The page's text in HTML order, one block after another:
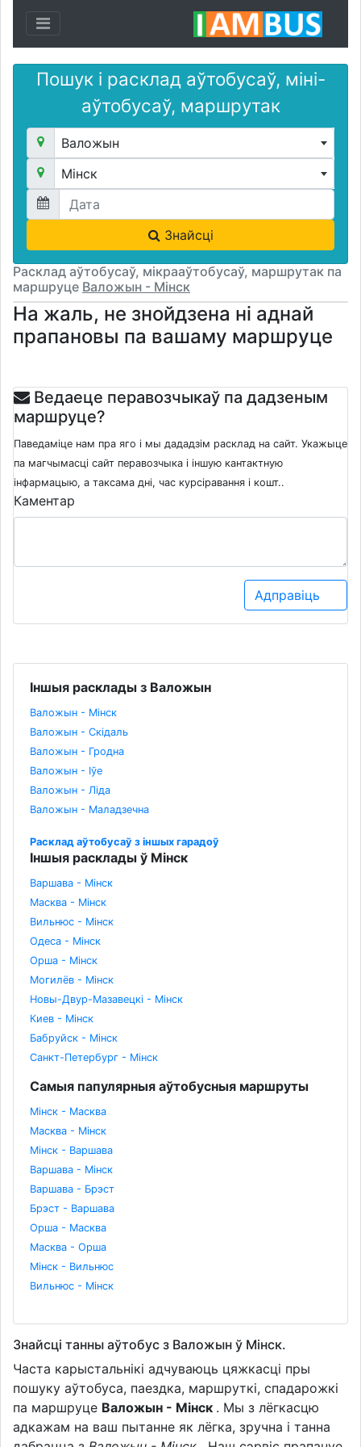
Toggle navigation
Пошук і расклад аўтобусаў, міні-
аўтобусаў, маршрутак
Валожын
Мінск
Знайсці
Расклад аўтобусаў, мікрааўтобусаў, маршрутак па
маршруце Валожын - Мінск
На жаль, не знойдзена ні аднай
прапановы па вашаму маршруце
Ведаеце перавозчыкаў па дадзеным
маршруце?
Паведаміце нам пра яго і мы дададзім расклад на сайт. Укажыце
па магчымасці сайт перавозчыка і іншую кантактную
інфармацыю, а таксама дні, час курсіравання і кошт..
Каментар
Адправіць
Іншыя расклады з Валожын
Валожын - Мінск
Валожын - Скідаль
Валожын - Гродна
Валожын - Іўе
Валожын - Ліда
Валожын - Маладзечна
Расклад аўтобусаў з іншых гарадоў
Іншыя расклады ў Мінск
Варшава - Мінск
Масква - Мінск
Вильнюс - Мінск
Одеса - Мінск
Орша - Мінск
Могилёв - Мінск
Новы-Двур-Мазавецкі - Мінск
Киев - Мінск
Бабруйск - Мінск
Санкт-Петербург - Мінск
Самыя папулярныя аўтобусныя маршруты
Мінск - Масква
Масква - Мінск
Мінск - Варшава
Варшава - Мінск
Варшава - Брэст
Брэст - Варшава
Орша - Масква
Масква - Орша
Мінск - Вильнюс
Вильнюс - Мінск
Знайсці танны аўтобус з Валожын ў Мінск.
Часта карыстальнікі адчуваюць цяжкасці пры
пошуку аўтобуса, паездка, маршруткі, спадарожкі
па маршруце Валожын - Мінск . Мы з лёгкасцю
адкажам на ваш пытанне як лёгка, зручна і танна